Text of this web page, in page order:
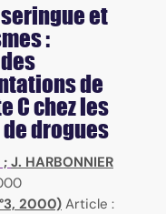
et
:
de
C chez les
drogues
; J. HARBONNIER
2000)Article :